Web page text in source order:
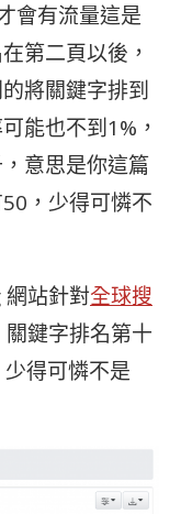
會有流量這是
第二頁以後，
將關鍵字排到
能也不到1%，
意思是你這篇
，少得可憐不
站針對全球搜
鍵字排名第十
得可憐不是